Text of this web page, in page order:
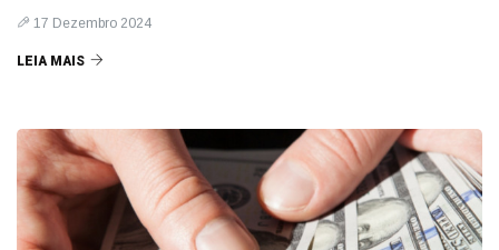
17 Dezembro 2024
LEIA MAIS